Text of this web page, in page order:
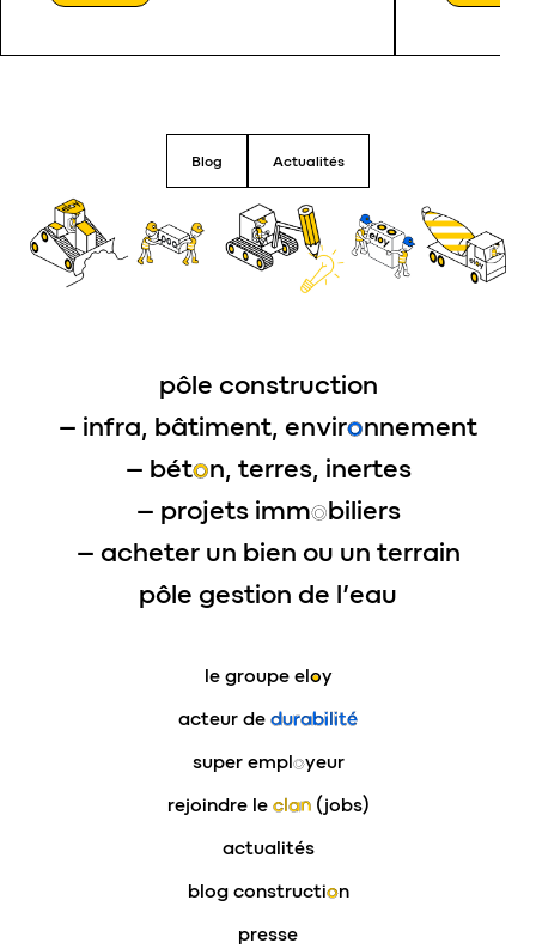
Blog Actualités
pôle construction
– infra, bâtiment, environnement
– béton, terres, inertes
– projets immobiliers
– acheter un bien ou un terrain
pôle gestion de l’eau
le groupe eloy
acteur de durabilité
super employeur
rejoindre le clan (jobs)
actualités
blog construction
presse